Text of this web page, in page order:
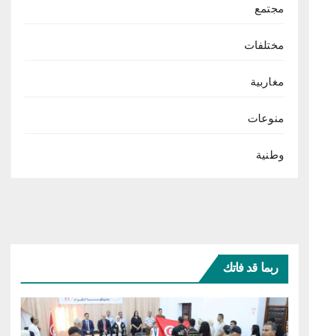
مجتمع
مختلفات
مغاربية
منوعات
وطنية
ربما قد فاتك